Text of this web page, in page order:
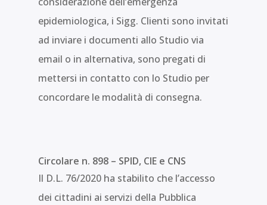
epidemiologica, i Sigg. Clienti sono invitati
ad inviare i documenti allo Studio via
email o in alternativa, sono pregati di
mettersi in contatto con lo Studio per
concordare le modalità di consegna.
Circolare n. 898 – SPID, CIE e CNS
Il D.L. 76/2020 ha stabilito che l’accesso
dei cittadini ai servizi della Pubblica